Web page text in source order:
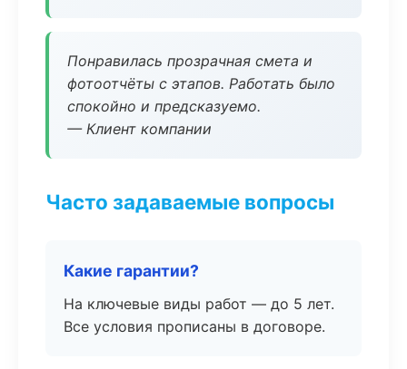
Понравилась прозрачная смета и
фотоотчёты с этапов. Работать было
спокойно и предсказуемо.
— Клиент компании
Часто задаваемые вопросы
Какие гарантии?
На ключевые виды работ — до 5 лет.
Все условия прописаны в договоре.